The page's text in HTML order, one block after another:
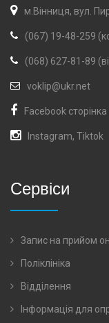
м.Вінниця, вул.
(067) 19-48-259
(068) 627-81-89
voklip@ukr.net
Facebook сторінка
Instagram, Tiktok
Сервіси
Запис на прийом
Поліклініка
Відділення
Інформація для